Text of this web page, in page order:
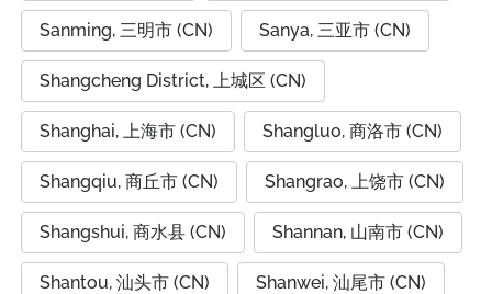
Sanming, 三明市 (CN) Sanya, 三亚市 (CN)
Shangcheng District, 上城区 (CN)
Shanghai, 上海市 (CN) Shangluo, 商洛市 (CN)
Shangqiu, 商丘市 (CN) Shangrao, 上饶市 (CN)
Shangshui, 商水县 (CN) Shannan, 山南市 (CN)
Shantou, 汕头市 (CN) Shanwei, 汕尾市 (CN)